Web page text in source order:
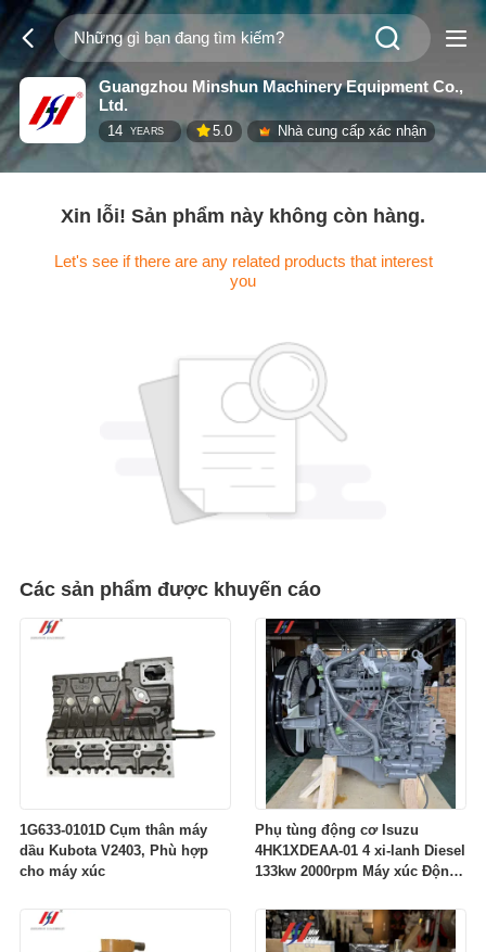
Guangzhou Minshun Machinery Equipment Co.,
Ltd.
14 YEARS 5.0 Nhà cung cấp xác nhận
Xin lỗi! Sản phẩm này không còn hàng.
Let's see if there are any related products that interest
you
Các sản phẩm được khuyến cáo
1G633-0101D Cụm thân máy
dầu Kubota V2403, Phù hợp
cho máy xúc
Phụ tùng động cơ Isuzu
4HK1XDEAA-01 4 xi-lanh Diesel
133kw 2000rpm Máy xúc Động